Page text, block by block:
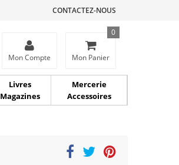
CONTACTEZ-NOUS
Mon Compte Mon Panier
0
Livres
Magazines
Mercerie
Accessoires